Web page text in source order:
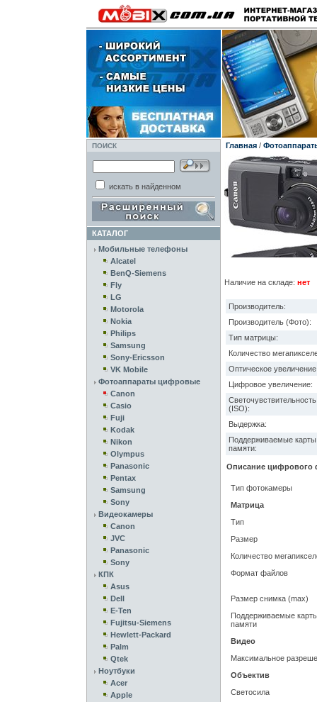
ПОИСК
искать в найденном
КАТАЛОГ
Мобильные телефоны
Alcatel
BenQ-Siemens
Fly
LG
Motorola
Nokia
Philips
Samsung
Sony-Ericsson
VK Mobile
Фотоаппараты цифровые
Canon
Casio
Fuji
Kodak
Nikon
Olympus
Panasonic
Pentax
Samsung
Sony
Видеокамеры
Canon
JVC
Panasonic
Sony
КПК
Asus
Dell
E-Ten
Fujitsu-Siemens
Hewlett-Packard
Palm
Qtek
Ноутбуки
Acer
Apple
Главная/
Наличие на складе: нет
Производитель:
Производитель (Фото):
Тип матрицы:
Количество
Оптическое
Цифровое увеличение:
Светочувствительность
(ISO):
Выдержка:
Поддерживаемые карты
памяти:
Описание цифрового
Тип фотокамеры
Матрица
Тип
Размер
Количество
Формат файлов
Размер снимка (max)
Поддерживаемые
памяти
Видео
Максимальное
Объектив
Светосила